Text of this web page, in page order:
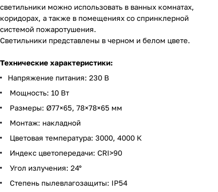
светильники можно использовать в ванных комнатах,
коридорах, а также в помещениях со спринклерной
системой пожаротушения.
Светильники представлены в черном и белом цвете.
Технические характеристики:
Напряжение питания: 230 В
Мощность: 10 Вт
Размеры: Ø77×65, 78×78×65 мм
Монтаж: накладной
Цветовая температура: 3000, 4000 К
Индекс цветопередачи: CRI>90
Угол излучения: 24°
Степень пылевлагозащиты: IP54